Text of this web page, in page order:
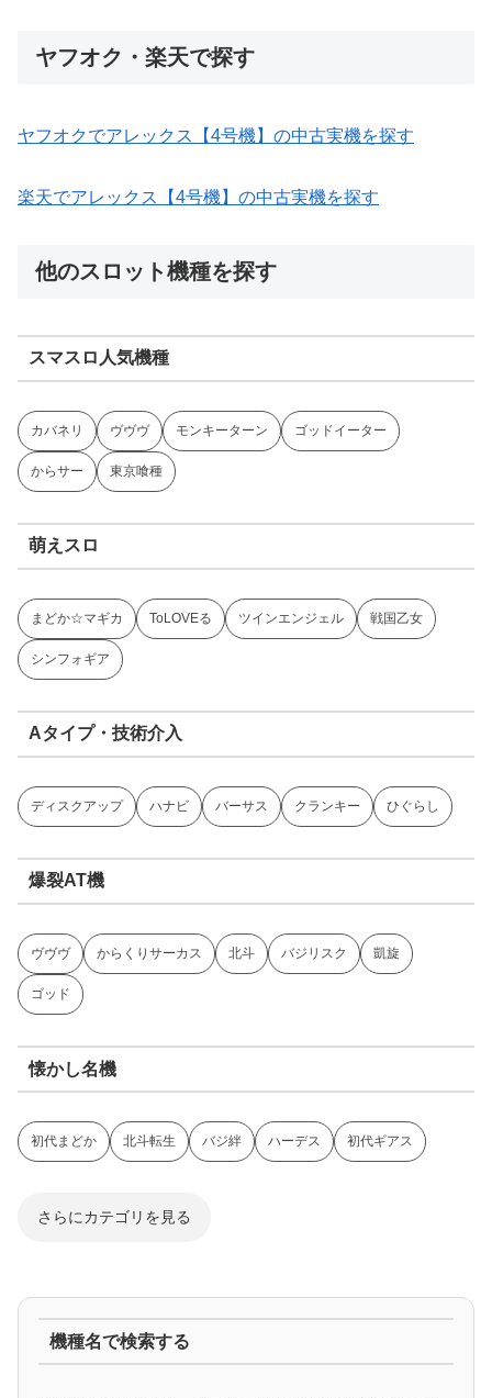
ヤフオク・楽天で探す
ヤフオクでアレックス【4号機】の中古実機を探す
楽天でアレックス【4号機】の中古実機を探す
他のスロット機種を探す
スマスロ人気機種
カバネリ ヴヴヴ モンキーターン ゴッドイーター
からサー 東京喰種
萌えスロ
まどか☆マギカ ToLOVEる ツインエンジェル 戦国乙女
シンフォギア
Aタイプ・技術介入
ディスクアップ ハナビ バーサス クランキー ひぐらし
爆裂AT機
ヴヴヴ からくりサーカス 北斗 バジリスク 凱旋
ゴッド
懐かし名機
初代まどか 北斗転生 バジ絆 ハーデス 初代ギアス
さらにカテゴリを見る
マイジャグ ファンキー アイム ゴージャグ ハッピー
機種名で検索する